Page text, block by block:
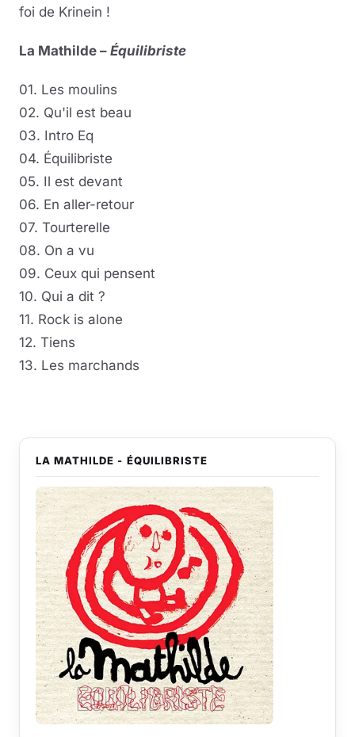
foi de Krinein !
La Mathilde – Équilibriste
01. Les moulins
02. Qu'il est beau
03. Intro Eq
04. Équilibriste
05. Il est devant
06. En aller-retour
07. Tourterelle
08. On a vu
09. Ceux qui pensent
10. Qui a dit ?
11. Rock is alone
12. Tiens
13. Les marchands
LA MATHILDE - ÉQUILIBRISTE